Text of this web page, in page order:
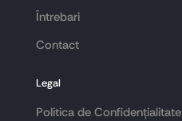
Întrebari
Contact
Legal
Politica de Confidențialitate